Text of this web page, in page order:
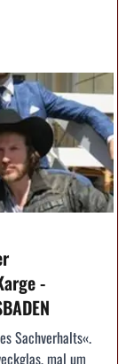
-
Sachverhalts«.
mal um